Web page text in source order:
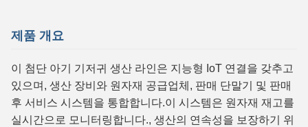
제품 개요
이 첨단 아기 기저귀 생산 라인은 지능형 IoT 연결을 갖추고
있으며, 생산 장비와 원자재 공급업체, 판매 단말기 및 판매
후 서비스 시스템을 통합합니다.이 시스템은 원자재 재고를
실시간으로 모니터링합니다., 생산의 연속성을 보장하기 위